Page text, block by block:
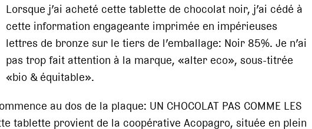
Lorsque j’ai acheté cette tablette de chocolat noir, j’ai cédé à
cette information engageante imprimée en impérieuses
lettres de bronze sur le tiers de l’emballage: Noir 85%. Je n’ai
pas trop fait attention à la marque, «alter eco», sous-titrée
«bio & équitable».
au dos de la plaque: UN CHOCOLAT PAS COMME LES
tablette provient de la coopérative Acopagro, située en plein